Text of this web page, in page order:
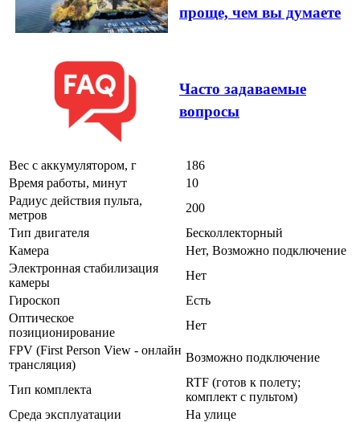
проще, чем вы думаете
Часто задаваемые
вопросы
Вес с аккумулятором, г
186
Время работы, минут
10
Радиус действия пульта,
метров
200
Тип двигателя
Бесколлекторный
Камера
Нет, Возможно подключение
Электронная стабилизация
камеры
Нет
Гироскоп
Есть
Оптическое
позиционирование
Нет
FPV (First Person View - онлайн
трансляция)
Возможно подключение
Тип комплекта
RTF (готов к полету;
комплект с пультом)
Среда эксплуатации
На улице